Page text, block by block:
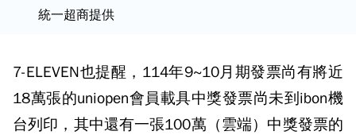
統一超商提供
7-ELEVEN也提醒，114年9~10月期發票尚有將近
18萬張的uniopen會員載具中獎發票尚未到ibon機
台列印，其中還有一張100萬（雲端）中獎發票的